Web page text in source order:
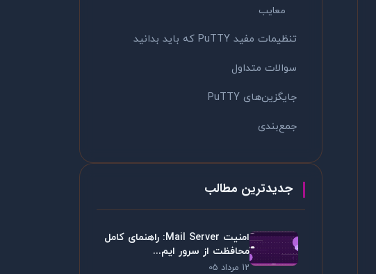
معایب
تنظیمات مفید PuTTY که باید بدانید
سوالات متداول
جایگزین‌های PuTTY
جمع‌بندی
جدیدترین مطالب
امنیت Mail Server: راهنمای کامل
محافظت از سرور ایم...
12 مرداد 05